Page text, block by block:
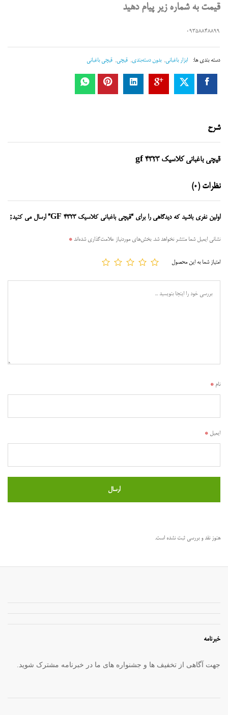
قیمت به شماره زیر پیام دهید
09358848899
دسته بندی ها: ابزار باغبانی, بدون دسته‌بندی, قیچی, قیچی باغبانی
شرح
قیچی باغبانی کلاسیک gf 4323
نظرات (0)
اولین نفری باشید که دیدگاهی را برای “قیچی باغبانی کلاسیک GF 4323” ارسال می کنید;
نشانی ایمیل شما منتشر نخواهد شد. بخش‌های موردنیاز علامت‌گذاری شده‌اند *
امتیاز شما به این محصول
نام *
ایمیل *
هنوز نقد و بررسی ثبت نشده است.
خبرنامه
جهت آگاهی از تخفیف ها و جشنواره های ما در خبرنامه مشترک شوید.